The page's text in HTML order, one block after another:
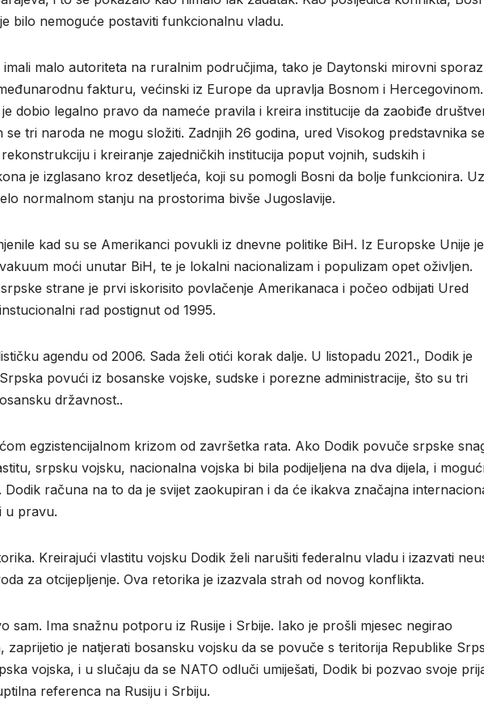
bilo nemoguće postaviti funkcionalnu vladu.
malo autoriteta na ruralnim područjima, tako je Daytonski mirovni
fakturu, većinski iz Europe da upravlja Bosnom i Hercegovinom.
dobio legalno pravo da nameće pravila i kreira institucije da zaobiđe
tri naroda ne mogu složiti. Zadnjih 26 godina, ured Visokog predstavnika se
i kreiranje zajedničkih institucija poput vojnih, sudskih i
je izglasano kroz desetljeća, koji su pomogli Bosni da bolje funkcionira.
normalnom stanju na prostorima bivše Jugoslavije.
kad su se Amerikanci povukli iz dnevne politike BiH. Iz Europske Unije je
moći unutar BiH, te je lokalni nacionalizam i populizam opet oživljen.
strane je prvi iskorisito povlačenje Amerikanaca i počeo odbijati Ured
rad postignut od 1995.
agendu od 2006. Sada želi otići korak dalje. U listopadu 2021., Dodik je
povući iz bosanske vojske, sudske i porezne administracije, što su tri
državnost..
egzistencijalnom krizom od završetka rata. Ako Dodik povuče srpske
srpsku vojsku, nacionalna vojska bi bila podijeljena na dva dijela, i
računa na to da je svijet zaokupiran i da će ikakva značajna
u pravu.
Kreirajući vlastitu vojsku Dodik želi narušiti federalnu vladu i izazvati
za otcijepljenje. Ova retorika je izazvala strah od novog konflikta.
sam. Ima snažnu potporu iz Rusije i Srbije. Iako je prošli mjesec negirao
je natjerati bosansku vojsku da se povuče s teritorija Republike
vojska, i u slučaju da se NATO odluči umiješati, Dodik bi pozvao svoje
referenca na Rusiju i Srbiju.